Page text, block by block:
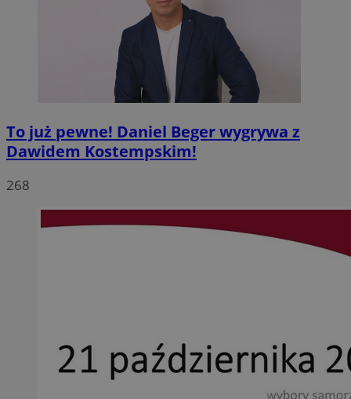
To już pewne! Daniel Beger wygrywa z
Dawidem Kostempskim!
268